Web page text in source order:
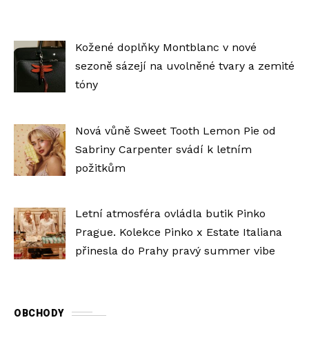
Kožené doplňky Montblanc v nové
sezoně sázejí na uvolněné tvary a zemité
tóny
Nová vůně Sweet Tooth Lemon Pie od
Sabriny Carpenter svádí k letním
požitkům
Letní atmosféra ovládla butik Pinko
Prague. Kolekce Pinko x Estate Italiana
přinesla do Prahy pravý summer vibe
OBCHODY